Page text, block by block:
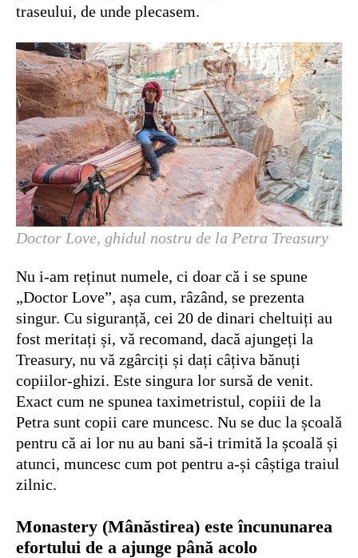
traseului, de unde plecasem.
Doctor Love, ghidul nostru de la Petra Treasury
Nu i-am reținut numele, ci doar că i se spune
„Doctor Love”, așa cum, râzând, se prezenta
singur. Cu siguranță, cei 20 de dinari cheltuiți au
fost meritați și, vă recomand, dacă ajungeți la
Treasury, nu vă zgârciți și dați câțiva bănuți
copiilor-ghizi. Este singura lor sursă de venit.
Exact cum ne spunea taximetristul, copiii de la
Petra sunt copii care muncesc. Nu se duc la școală
pentru că ai lor nu au bani să-i trimită la școală și
atunci, muncesc cum pot pentru a-și câștiga traiul
zilnic.
Monastery (Mânăstirea) este încununarea
efortului de a ajunge până acolo